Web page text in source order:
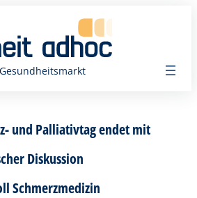
und Palliativtag endet mit
Diskussion
Schmerzmedizin